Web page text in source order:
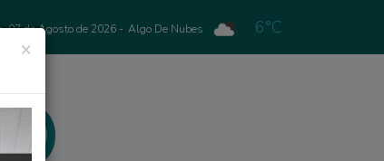
07 de Agosto de 2026 - Algo De Nubes 6°C
×